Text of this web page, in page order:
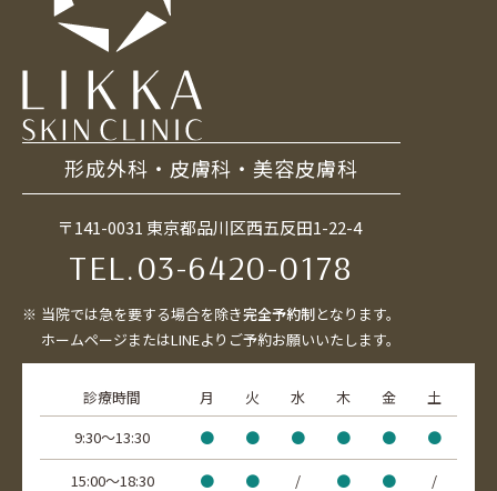
形成外科・皮膚科・美容皮膚科
〒141-0031 東京都品川区西五反田1-22-4
TEL.03-6420-0178
当院では急を要する場合を除き完全予約制となります。
ホームページまたはLINEよりご予約お願いいたします。
診療時間 月 火 水 木 金
土
9:30〜13:30
● ● ● ● ● ●
15:00〜18:30 ● ● / ● ● /